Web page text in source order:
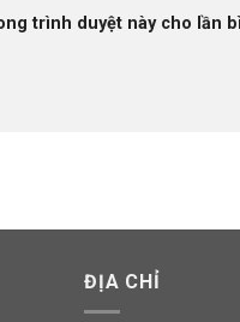
trình duyệt này cho lần
ĐỊA CHỈ